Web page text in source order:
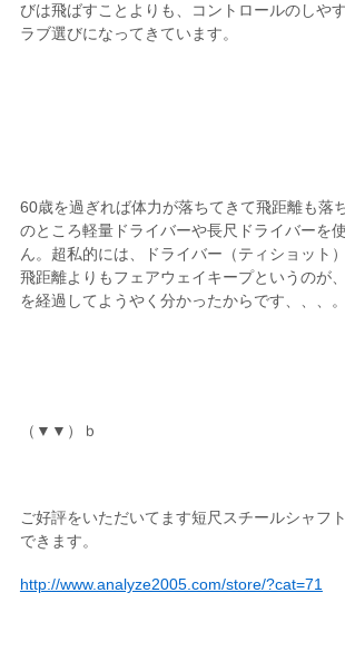
びは飛ばすことよりも、コントロールのしや
ラブ選びになってきています。
60歳を過ぎれば体力が落ちてきて飛距離も落
のところ軽量ドライバーや長尺ドライバーを
ん。超私的には、ドライバー（ティショット
飛距離よりもフェアウェイキープというのが
を経過してようやく分かったからです、、、。
（▼▼）ｂ
ご好評をいただいてます短尺スチールシャフ
できます。
http://www.analyze2005.com/store/?cat=71